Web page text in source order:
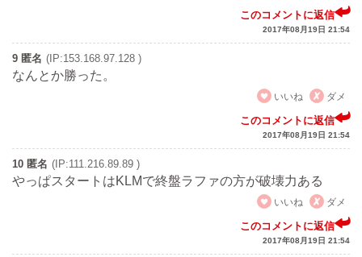
このコメントに返信
2017年08月19日 21:54
9 匿名 (IP:153.168.97.128 )
なんとか勝った。
いいね
ダメ
このコメントに返信
2017年08月19日 21:54
10 匿名 (IP:111.216.89.89 )
やっぱスタートはKLMで終盤ラファの方が破壊力ある
いいね
ダメ
このコメントに返信
2017年08月19日 21:54